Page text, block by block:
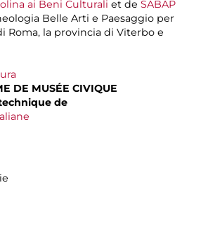
ai Beni Culturali et de SABAP
Belle Arti e Paesaggio per
Roma, la provincia di Viterbo e
DE MUSÉE CIVIQUE
de